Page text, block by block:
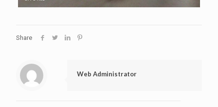
Share
Web Administrator